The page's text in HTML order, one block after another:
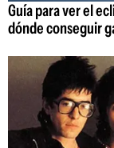
Guía para ver el
dónde conseguir